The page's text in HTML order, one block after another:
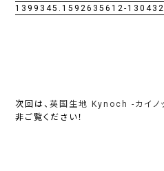
1399345.1592635612-
次回は、英国生地 Kynoch -カイノ
非ご覧ください！